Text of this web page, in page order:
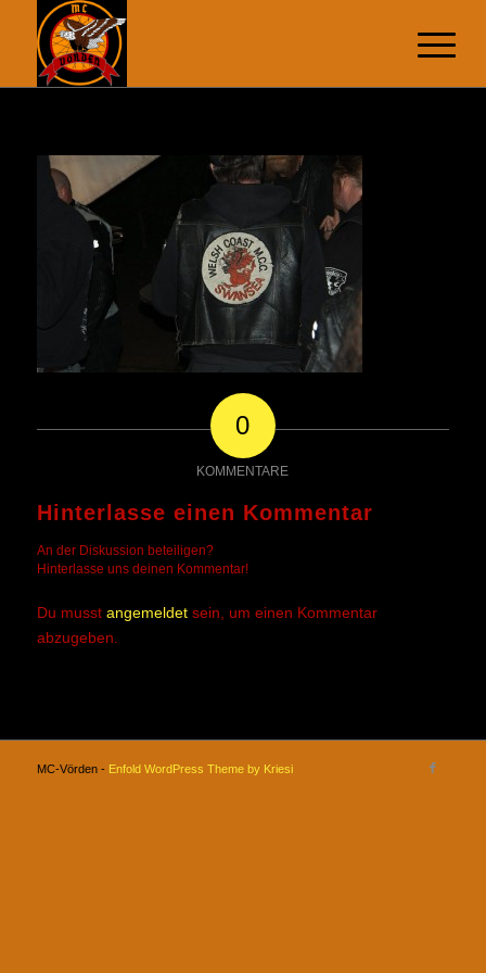
0
KOMMENTARE
Hinterlasse einen Kommentar
An der Diskussion beteiligen?
Hinterlasse uns deinen Kommentar!
Du musst angemeldetsein, um einen Kommentar
abzugeben.
MC-Vörden - Enfold WordPress Theme by Kriesi